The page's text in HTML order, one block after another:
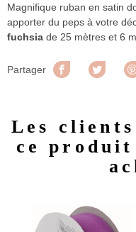
Magnifique ruban en satin
apporter du peps à votre
fuchsia de 25 mètres et 6
Partager Partager Tweet
Les
ce produit